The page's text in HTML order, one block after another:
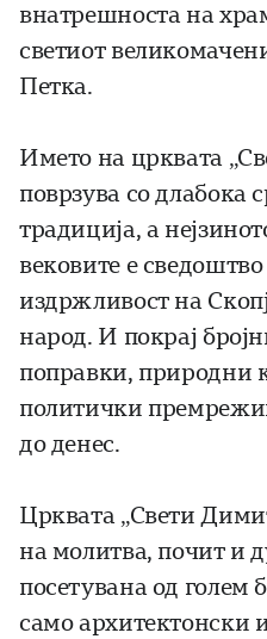
внатрешноста на
светиот
Петка.
Името на црквата
поврзува со длабока
традиција, а
вековите е
издржливост на
народ. И покрај
поправки, природни
политички
до денес.
Црквата „Свети
на молитва, почит и
посетувана од голем
само архитектонски